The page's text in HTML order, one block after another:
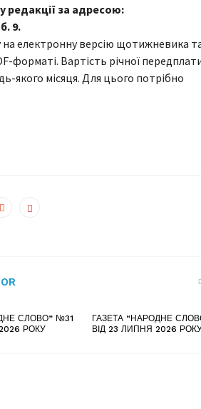
редакції за адресою:
9.
електронну версію щотижневика
Вартість річної
якого місяця. Для цього потрібно
СЛОВО” №31
РОКУ
ГАЗЕТА “НАРОДНЕ
ВІД 23 ЛИПНЯ 2026